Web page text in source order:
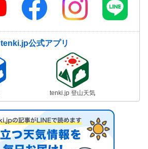
tenki.jp公式アプリ
tenki.jp 登山天気